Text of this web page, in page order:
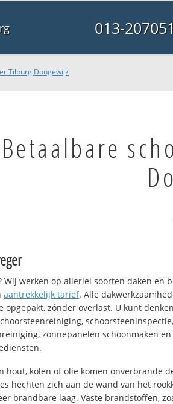
013-
Tilburg Dongewijk
Betaalbare
Wij werken op allerlei soorten daken en
aantrekkelijk tarief. Alle
zónder overlast. U kunt
schoorsteeninspectie,
zonnepanelen schoonmaken en
hout, kolen of olie komen onverbrande
hechten zich aan de wand van het
brandbare laag. Vaste brandstoffen,